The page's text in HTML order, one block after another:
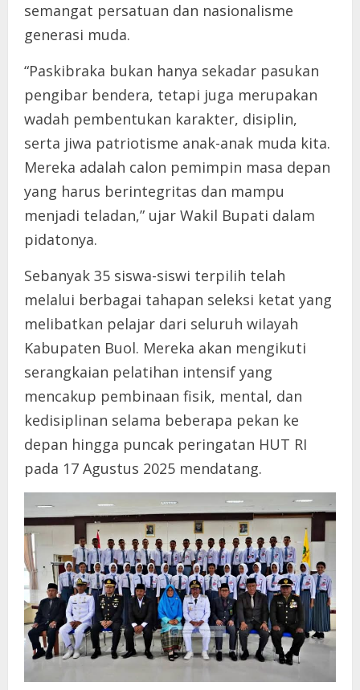
semangat persatuan dan nasionalisme
generasi muda.
“Paskibraka bukan hanya sekadar pasukan
pengibar bendera, tetapi juga merupakan
wadah pembentukan karakter, disiplin,
serta jiwa patriotisme anak-anak muda kita.
Mereka adalah calon pemimpin masa depan
yang harus berintegritas dan mampu
menjadi teladan,” ujar Wakil Bupati dalam
pidatonya.
Sebanyak 35 siswa-siswi terpilih telah
melalui berbagai tahapan seleksi ketat yang
melibatkan pelajar dari seluruh wilayah
Kabupaten Buol. Mereka akan mengikuti
serangkaian pelatihan intensif yang
mencakup pembinaan fisik, mental, dan
kedisiplinan selama beberapa pekan ke
depan hingga puncak peringatan HUT RI
pada 17 Agustus 2025 mendatang.